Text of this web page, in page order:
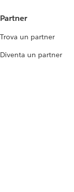
Partner
Trova un partner
Diventa un partner